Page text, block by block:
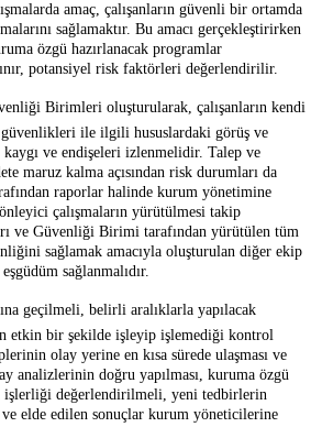
amaç, çalışanların güvenli bir ortamda
sağlamaktır. Bu amacı gerçekleştirirken
özgü hazırlanacak programlar
potansiyel risk faktörleri değerlendirilir.
Birimleri oluşturularak, çalışanların kendi
güvenlikleri ile ilgili hususlardaki görüş ve
ve endişeleri izlenmelidir. Talep ve
maruz kalma açısından risk durumları da
raporlar halinde kurum yönetimine
çalışmaların yürütülmesi takip
ve Güvenliği Birimi tarafından yürütülen tüm
sağlamak amacıyla oluşturulan diğer ekip
sağlanmalıdır.
geçilmeli, belirli aralıklarla yapılacak
etkin bir şekilde işleyip işlemediği kontrol
olay yerine en kısa sürede ulaşması ve
analizlerinin doğru yapılması, kuruma özgü
işlerliği değerlendirilmeli, yeni tedbirlerin
elde edilen sonuçlar kurum yöneticilerine